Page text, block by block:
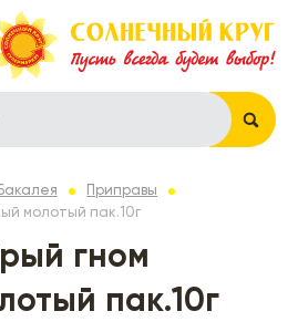
Бакалея
Приправы
молотый пак.10г
гном
пак.10г